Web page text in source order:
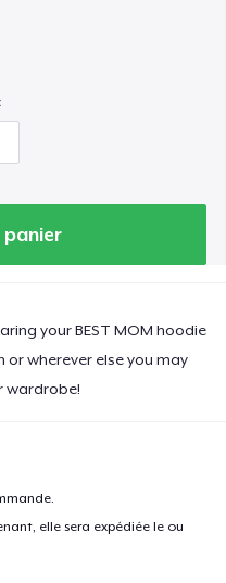
your BEST MOM hoodie
or wherever else you may
wardrobe!
elle sera expédiée le ou